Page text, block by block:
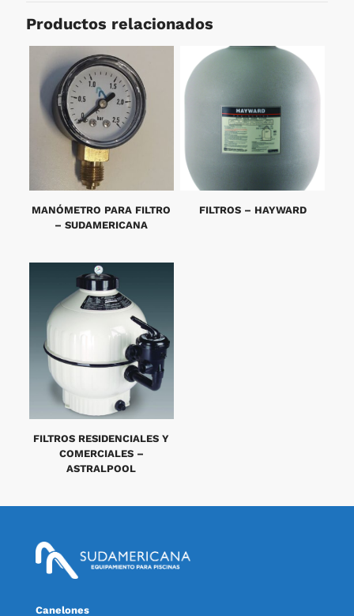
Productos relacionados
MANÓMETRO PARA FILTRO
– SUDAMERICANA
FILTROS – HAYWARD
FILTROS RESIDENCIALES Y
COMERCIALES –
ASTRALPOOL
Canelones